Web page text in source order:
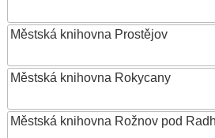
Městská knihovna Prostějov
Městská knihovna Rokycany
Městská knihovna Rožnov pod